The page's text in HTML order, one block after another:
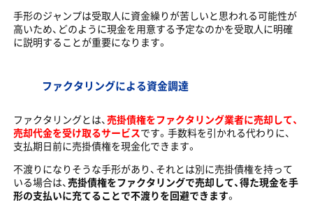
手形のジャンプは受取人に資金繰りが苦しいと思われる可能性が
高いため、どのように現金を用意する予定なのかを受取人に明確
に説明することが重要になります。
ファクタリングによる資金調達
ファクタリングとは、 売掛債権をファクタリング業者に売却して、
売却代金を受け取るサービスです。手数料を引かれる代わりに、
支払期日前に売掛債権を現金化できます。
不渡りになりそうな手形があり、それとは別に売掛債権を持って
いる場合は、売掛債権をファクタリングで売却して、得た現金を手
形の支払いに充てることで不渡りを回避できます。